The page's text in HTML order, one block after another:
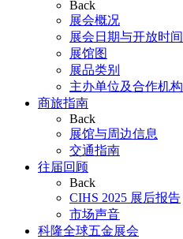
Back
展会概况
展会日期与开放时间
展馆图
展品类别
主办单位及合作机构
商旅指南
Back
展馆与周边信息
交通指南
往届回顾
Back
CIHS 2025 展后报告
市场声音
科隆全球五金展会